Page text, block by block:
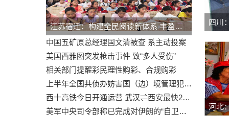
江苏宿迁：构建全民阅读新体系 丰盈百姓“文化粮仓”
中国五矿原总经理国文清被查 系主动投案
美国西雅图突发枪击事件 致“多人受伤”
相关部门提醒彩民理性购彩、合规购彩
上半年全国共侦办妨害国（边）境管理犯罪案件1.14万起
西十高铁今日开通运营 武汉⇌西安最快2小时41分
美军中央司令部称已完成对伊朗的“自卫性打击”